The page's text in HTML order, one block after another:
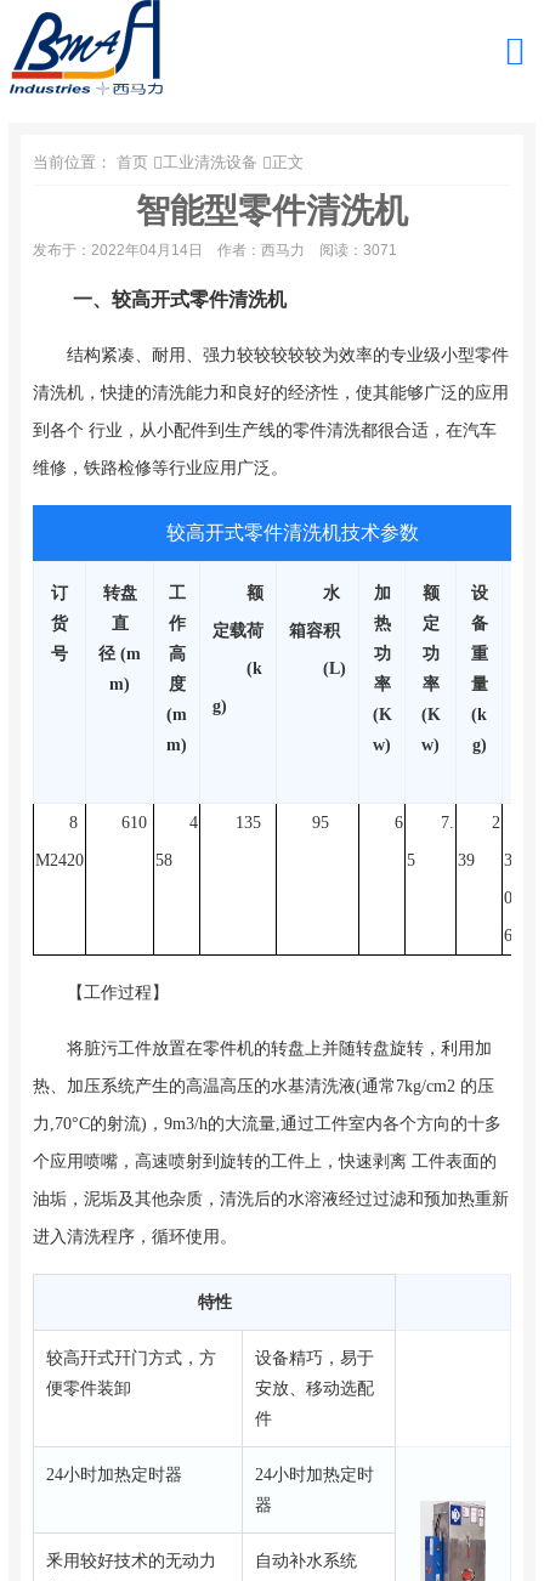
当前位置： 首页 工业清洗设备 正文
智能型零件清洗机
发布于：2022年04月14日 作者：西马力 阅读：3071
一、较高开式零件清洗机
结构紧凑、耐用、强力较较较较较为效率的专业级小型零件
清洗机，快捷的清洗能力和良好的经济性，使其能够广泛的应用
到各个 行业，从小配件到生产线的零件清洗都很合适，在汽车
维修，铁路检修等行业应用广泛。
较高开式零件清洗机技术参数
订
货
号
转盘
直
径 (m
m)
工
作
高
度
(m
m)
额
定载荷
(k
g)
水
箱容积
(L)
加
热
功
率
(K
w)
额
定
功
率
(K
w)
设
备
重
量
(k
g)
8
M2420
610 4
58
135 95 6 7.
5
2
39
60
【工作过程】
将脏污工件放置在零件机的转盘上并随转盘旋转，利用加
热、加压系统产生的高温高压的水基清洗液(通常7kg/cm2 的压
力,70°C的射流)，9m3/h的大流量,通过工件室内各个方向的十多
个应用喷嘴，高速喷射到旋转的工件上，快速剥离 工件表面的
油垢，泥垢及其他杂质，清洗后的水溶液经过过滤和预加热重新
进入清洗程序，循环使用。
特性
较高幵式幵门方式，方
便零件装卸
设备精巧，易于
安放、移动选配
件
24小时加热定时器
24小时加热定时
器
釆用较好技术的无动力
自动补水系统